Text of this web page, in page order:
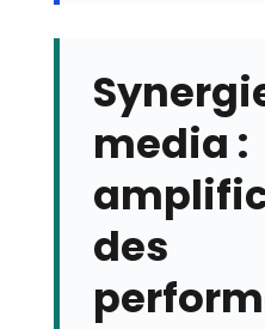
media :
des